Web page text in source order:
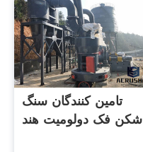
تامین کنندگان سنگ
شکن فک دولومیت هند